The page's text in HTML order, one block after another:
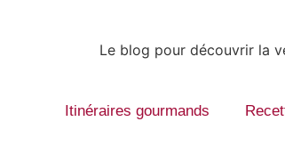
Le blog pour découvrir la
Itinéraires gourmands